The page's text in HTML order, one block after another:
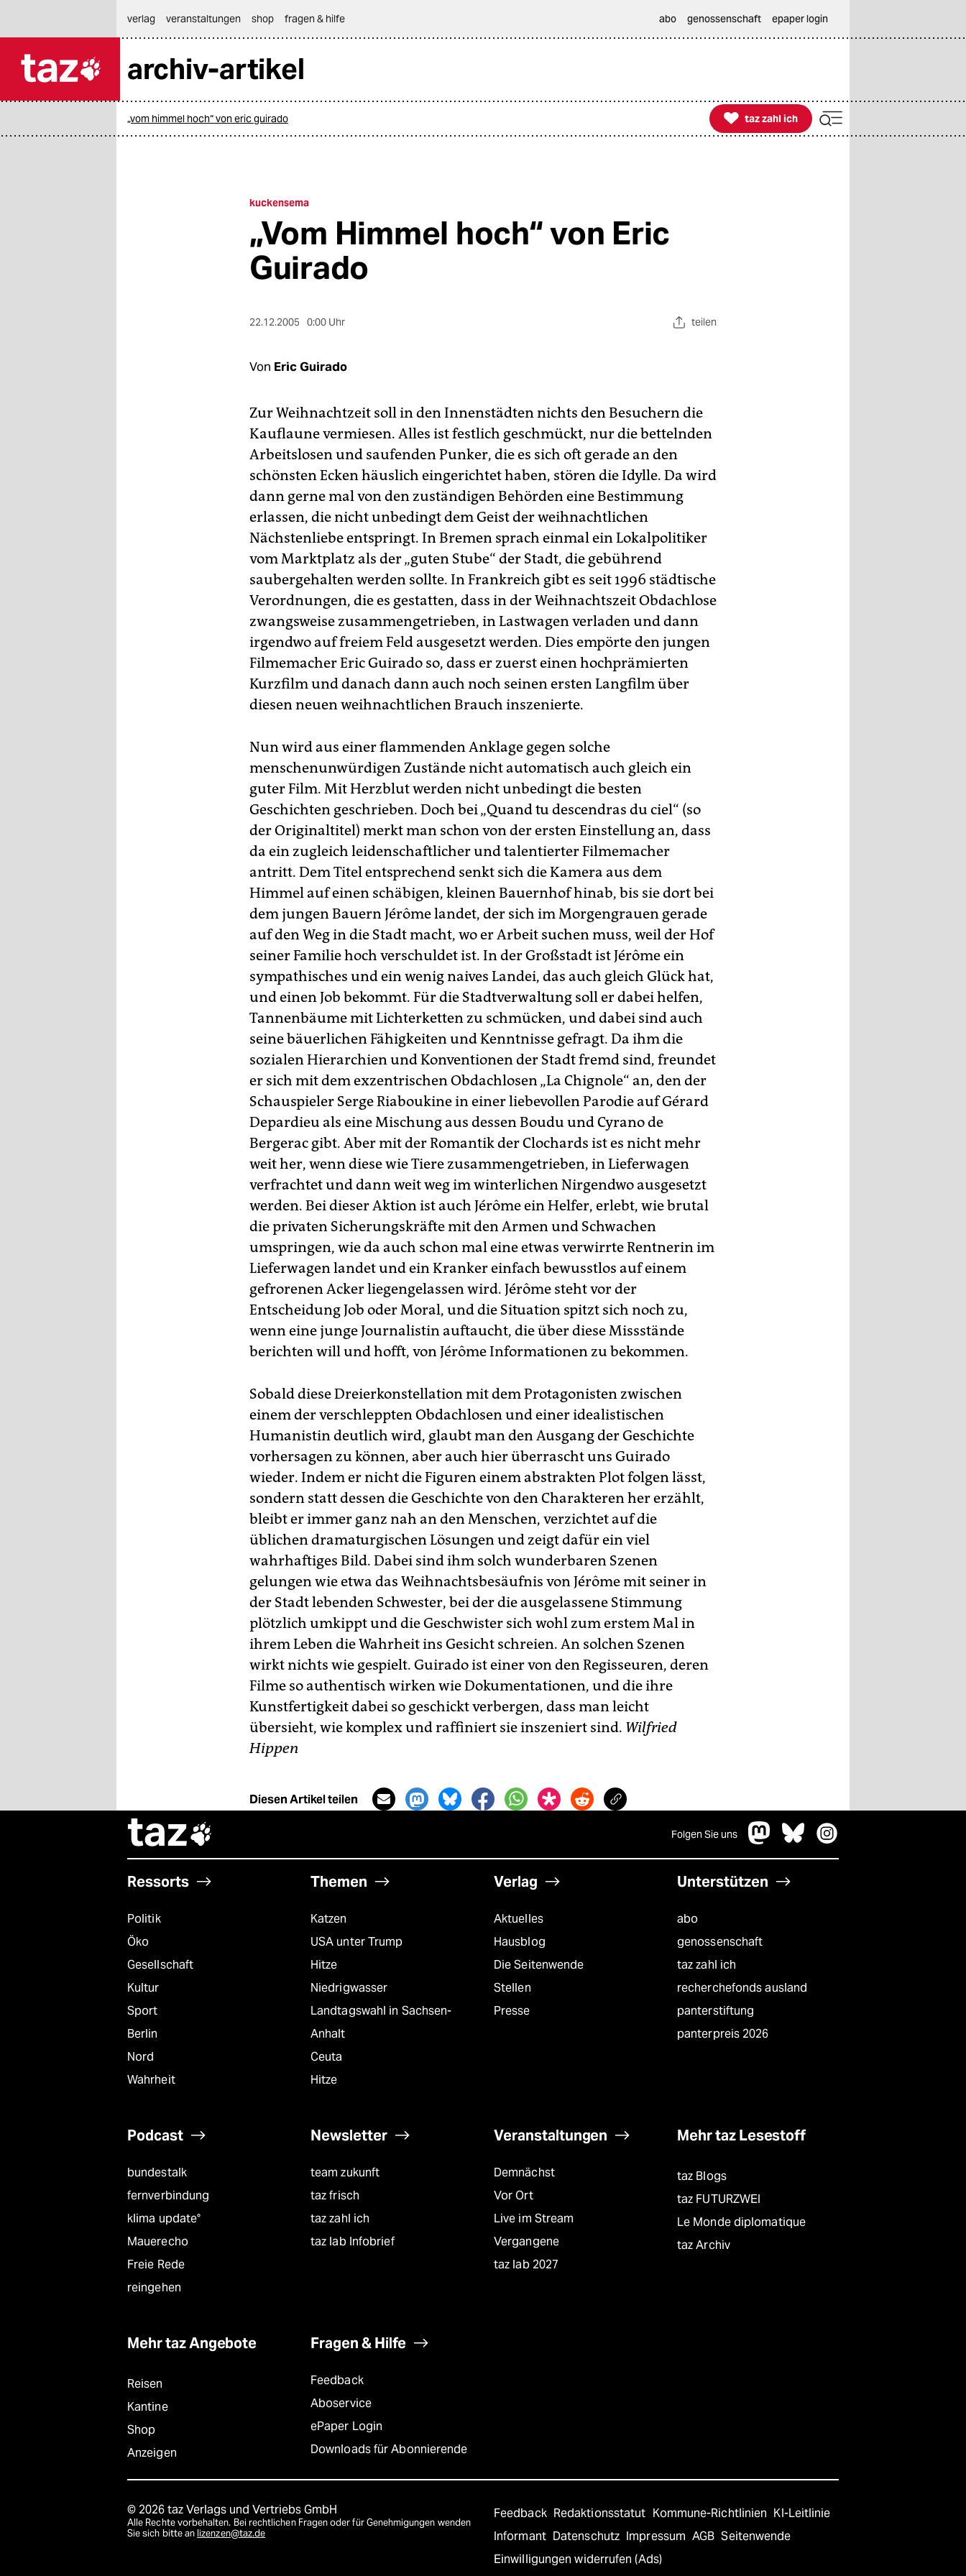
themen
verlag
veranstaltungen shop fragen & hilfe abo genossenschaft epaper login
archiv-artikel
„vom himmel hoch“ von eric guirado 
taz zahl ich
taz zahl ich
kuckensema
„Vom Himmel hoch“ von Eric
Guirado
22.12.2005 0:00 Uhr teilen
Von Eric Guirado
Zur Weihnachtzeit soll in den Innenstädten nichts den Besuchern die
Kauflaune vermiesen. Alles ist festlich geschmückt, nur die bettelnden
Arbeitslosen und saufenden Punker, die es sich oft gerade an den
schönsten Ecken häuslich eingerichtet haben, stören die Idylle. Da wird
dann gerne mal von den zuständigen Behörden eine Bestimmung
erlassen, die nicht unbedingt dem Geist der weihnachtlichen
Nächstenliebe entspringt. In Bremen sprach einmal ein Lokalpolitiker
vom Marktplatz als der „guten Stube“ der Stadt, die gebührend
saubergehalten werden sollte. In Frankreich gibt es seit 1996 städtische
Verordnungen, die es gestatten, dass in der Weihnachtszeit Obdachlose
zwangsweise zusammengetrieben, in Lastwagen verladen und dann
irgendwo auf freiem Feld ausgesetzt werden. Dies empörte den jungen
Filmemacher Eric Guirado so, dass er zuerst einen hochprämierten
Kurzfilm und danach dann auch noch seinen ersten Langfilm über
diesen neuen weihnachtlichen Brauch inszenierte.
Nun wird aus einer flammenden Anklage gegen solche
menschenunwürdigen Zustände nicht automatisch auch gleich ein
guter Film. Mit Herzblut werden nicht unbedingt die besten
Geschichten geschrieben. Doch bei „Quand tu descendras du ciel“ (so
der Originaltitel) merkt man schon von der ersten Einstellung an, dass
da ein zugleich leidenschaftlicher und talentierter Filmemacher
antritt. Dem Titel entsprechend senkt sich die Kamera aus dem
Himmel auf einen schäbigen, kleinen Bauernhof hinab, bis sie dort bei
dem jungen Bauern Jérôme landet, der sich im Morgengrauen gerade
auf den Weg in die Stadt macht, wo er Arbeit suchen muss, weil der Hof
seiner Familie hoch verschuldet ist. In der Großstadt ist Jérôme ein
sympathisches und ein wenig naives Landei, das auch gleich Glück hat,
und einen Job bekommt. Für die Stadtverwaltung soll er dabei helfen,
Tannenbäume mit Lichterketten zu schmücken, und dabei sind auch
seine bäuerlichen Fähigkeiten und Kenntnisse gefragt. Da ihm die
sozialen Hierarchien und Konventionen der Stadt fremd sind, freundet
er sich mit dem exzentrischen Obdachlosen „La Chignole“ an, den der
Schauspieler Serge Riaboukine in einer liebevollen Parodie auf Gérard
Depardieu als eine Mischung aus dessen Boudu und Cyrano de
Bergerac gibt. Aber mit der Romantik der Clochards ist es nicht mehr
weit her, wenn diese wie Tiere zusammengetrieben, in Lieferwagen
verfrachtet und dann weit weg im winterlichen Nirgendwo ausgesetzt
werden. Bei dieser Aktion ist auch Jérôme ein Helfer, erlebt, wie brutal
die privaten Sicherungskräfte mit den Armen und Schwachen
umspringen, wie da auch schon mal eine etwas verwirrte Rentnerin im
Lieferwagen landet und ein Kranker einfach bewusstlos auf einem
gefrorenen Acker liegengelassen wird. Jérôme steht vor der
Entscheidung Job oder Moral, und die Situation spitzt sich noch zu,
wenn eine junge Journalistin auftaucht, die über diese Missstände
berichten will und hofft, von Jérôme Informationen zu bekommen.
Sobald diese Dreierkonstellation mit dem Protagonisten zwischen
einem der verschleppten Obdachlosen und einer idealistischen
Humanistin deutlich wird, glaubt man den Ausgang der Geschichte
vorhersagen zu können, aber auch hier überrascht uns Guirado
wieder. Indem er nicht die Figuren einem abstrakten Plot folgen lässt,
sondern statt dessen die Geschichte von den Charakteren her erzählt,
bleibt er immer ganz nah an den Menschen, verzichtet auf die
üblichen dramaturgischen Lösungen und zeigt dafür ein viel
wahrhaftiges Bild. Dabei sind ihm solch wunderbaren Szenen
gelungen wie etwa das Weihnachtsbesäufnis von Jérôme mit seiner in
der Stadt lebenden Schwester, bei der die ausgelassene Stimmung
plötzlich umkippt und die Geschwister sich wohl zum erstem Mal in
ihrem Leben die Wahrheit ins Gesicht schreien. An solchen Szenen
wirkt nichts wie gespielt. Guirado ist einer von den Regisseuren, deren
Filme so authentisch wirken wie Dokumentationen, und die ihre
Kunstfertigkeit dabei so geschickt verbergen, dass man leicht
übersieht, wie komplex und raffiniert sie inszeniert sind. Wilfried
Hippen
Diesen Artikel teilen
taz Folgen Sie uns
Ressorts
Politik
Öko
Gesellschaft
Kultur
Sport
Berlin
Nord
Wahrheit
Themen
Katzen
USA unter Trump
Hitze
Niedrigwasser
Landtagswahl in Sachsen-
Anhalt
Ceuta
Hitze
Verlag
Aktuelles
Hausblog
Die Seitenwende
Stellen
Presse
Unterstützen
abo
genossenschaft
taz zahl ich
recherchefonds ausland
panterstiftung
panterpreis 2026
Podcast
bundestalk
fernverbindung
klima update°
Mauerecho
Freie Rede
reingehen
Newsletter
team zukunft
taz frisch
taz zahl ich
taz lab Infobrief
Veranstaltungen
Demnächst
Vor Ort
Live im Stream
Vergangene
taz lab 2027
Mehr taz Lesestoff
taz Blogs
taz FUTURZWEI
Le Monde diplomatique
taz Archiv
Mehr taz Angebote
Reisen
Kantine
Shop
Anzeigen
Fragen & Hilfe
Feedback
Aboservice
ePaper Login
Downloads für Abonnierende
© 2026 taz Verlags und Vertriebs GmbH
Alle Rechte vorbehalten. Bei rechtlichen Fragen oder für Genehmigungen wenden
Sie sich bitte an lizenzen@taz.de
Feedback Redaktionsstatut Kommune-Richtlinien KI-Leitlinie
Informant Datenschutz Impressum AGB Seitenwende
Einwilligungen widerrufen (Ads)